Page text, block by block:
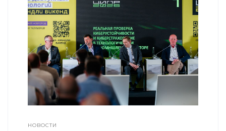
НОВОСТИ